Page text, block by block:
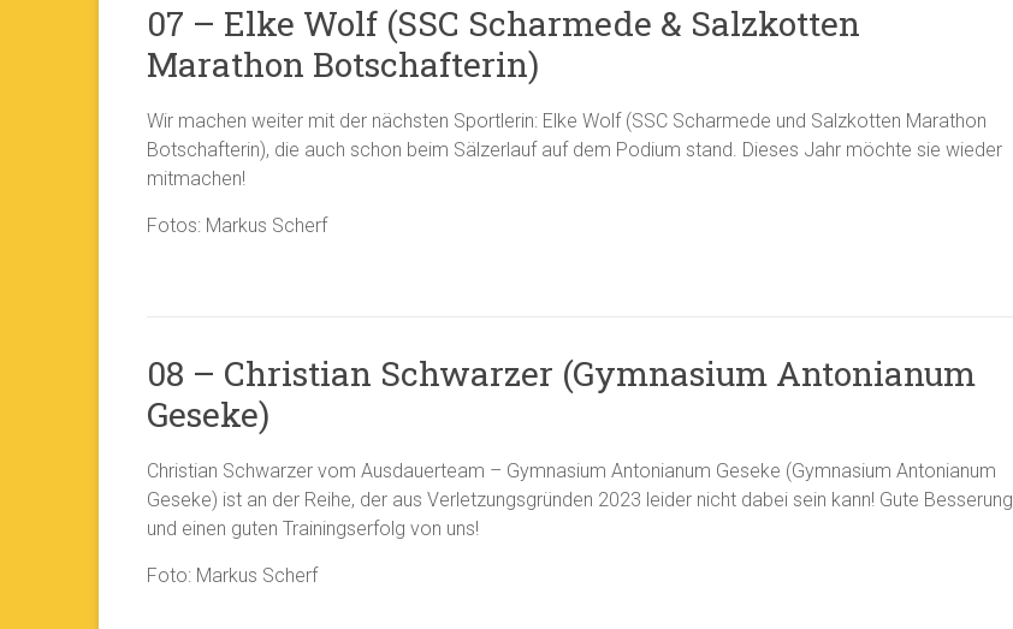
07 – Elke Wolf (SSC Scharmede & Salzkotten
Marathon Botschafterin)
Wir machen weiter mit der nächsten Sportlerin: Elke Wolf (SSC Scharmede und Salzkotten Marathon
Botschafterin), die auch schon beim Sälzerlauf auf dem Podium stand. Dieses Jahr möchte sie wieder
mitmachen!
Fotos: Markus Scherf
08 – Christian Schwarzer (Gymnasium Antonianum
Geseke)
Christian Schwarzer vom Ausdauerteam – Gymnasium Antonianum Geseke (Gymnasium Antonianum
Geseke) ist an der Reihe, der aus Verletzungsgründen 2023 leider nicht dabei sein kann! Gute Besserung
und einen guten Trainingserfolg von uns!
Foto: Markus Scherf